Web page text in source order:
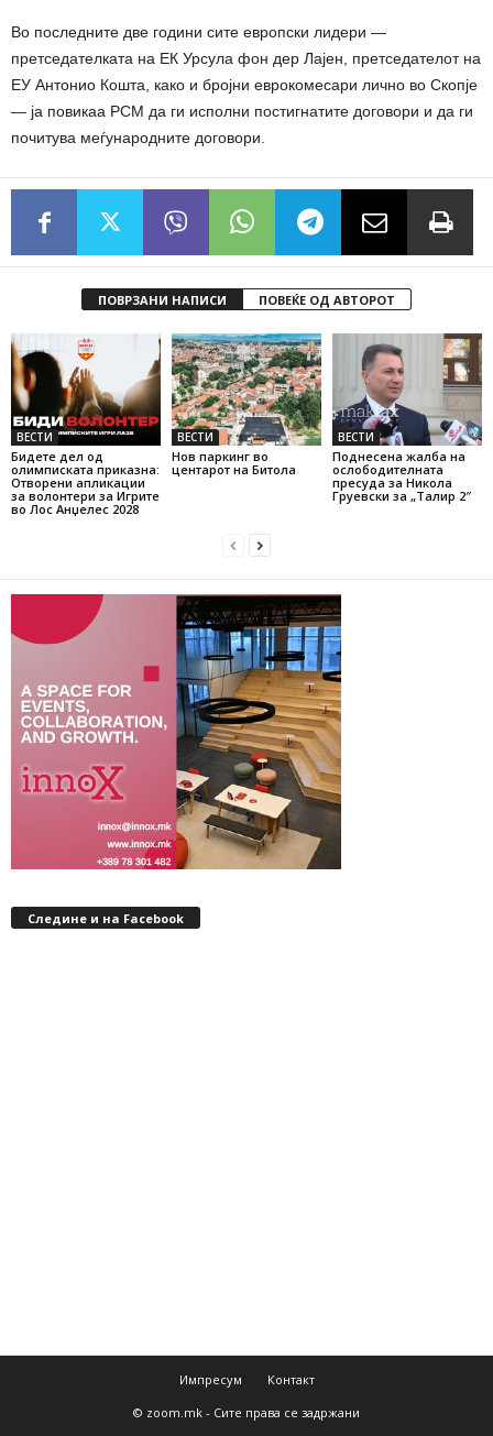
Во последните две години сите европски лидери —
претседателката на ЕК Урсула фон дер Лајен, претседателот на
ЕУ Антонио Кошта, како и бројни еврокомесари лично во Скопје
— ја повикаа РСМ да ги исполни постигнатите договори и да ги
почитува меѓународните договори.
ПОВРЗАНИ НАПИСИ ПОВЕЌЕ ОД АВТОРОТ
ВЕСТИ
Бидете дел од
олимписката приказна:
Отворени апликации
за волонтери за Игрите
во Лос Анџелес 2028
ВЕСТИ
Нов паркинг во
центарот на Битола
ВЕСТИ
Поднесена жалба на
ослободителната
пресуда за Никола
Груевски за „Талир 2″
Следине и на Facebook
Импресум
Контакт
© zoom.mk - Сите права се задржани